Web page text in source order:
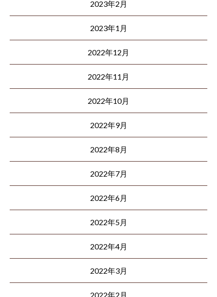
2023年2月
2023年1月
2022年12月
2022年11月
2022年10月
2022年9月
2022年8月
2022年7月
2022年6月
2022年5月
2022年4月
2022年3月
2022年2月